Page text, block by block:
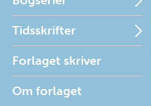
Tidsskrifter
Forlaget skriver
Om forlaget